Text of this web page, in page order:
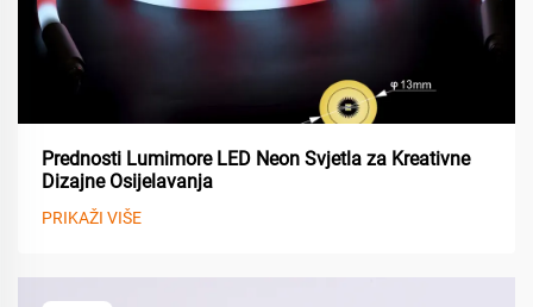
Prednosti Lumimore LED Neon Svjetla za Kreativne
Dizajne Osijelavanja
PRIKAŽI VIŠE